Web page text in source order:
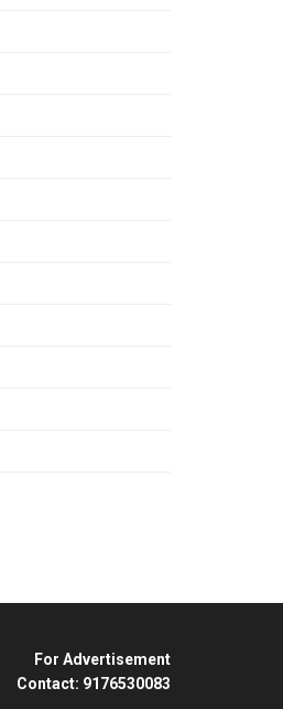
For Advertisement
Contact: 9176530083